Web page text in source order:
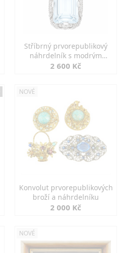
Stříbrný prvorepublikový
náhrdelník s modrým
spinelem
2 600 Kč
NOVÉ
Konvolut prvorepublikových
broží a náhrdelníku
2 000 Kč
NOVÉ